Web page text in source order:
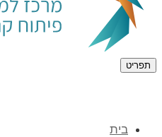
תפריט
בית